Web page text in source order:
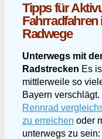
Tipps für
Fahrradfahren
Radwege
Unterwegs mit
Radstrecken Es
mittlerweile so
Bayern
Rennrad
zu erreichen oder
unterwegs zu